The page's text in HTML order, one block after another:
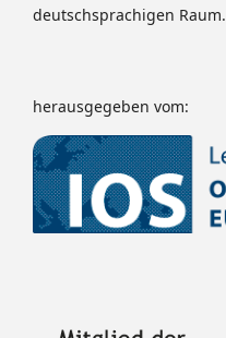
deutschsprachigen Raum.
herausgegeben vom: